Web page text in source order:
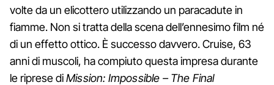
volte da un elicottero utilizzando un paracadute in
fiamme. Non si tratta della scena dell’ennesimo film né
di un effetto ottico. È successo davvero. Cruise, 63
anni di muscoli, ha compiuto questa impresa durante
le riprese diMission: Impossible – The Final